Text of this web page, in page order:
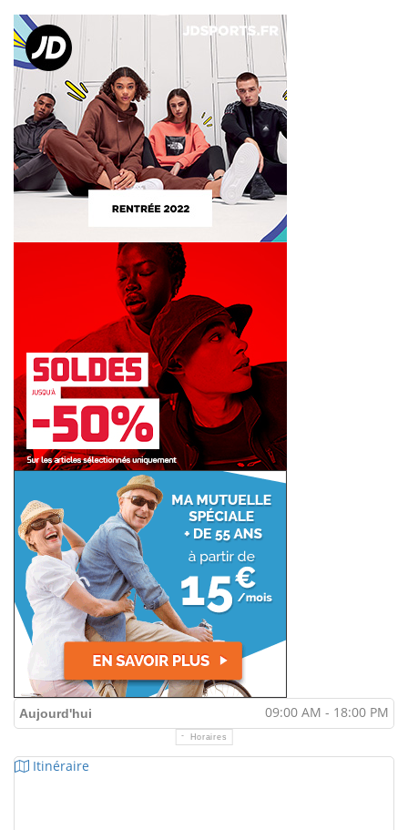
Aujourd'hui 09:00 AM - 18:00 PM
Horaires
Itinéraire